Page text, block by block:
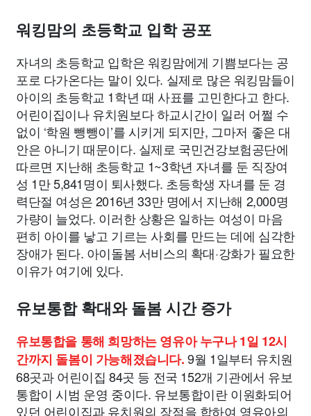
워킹맘의 초등학교 입학 공포
자녀의 초등학교 입학은 워킹맘에게 기쁨보다는 공
포로 다가온다는 말이 있다. 실제로 많은 워킹맘들이
아이의 초등학교 1학년 때 사표를 고민한다고 한다.
어린이집이나 유치원보다 하교시간이 일러 어쩔 수
없이 ‘학원 뺑뺑이’를 시키게 되지만, 그마저 좋은 대
안은 아니기 때문이다. 실제로 국민건강보험공단에
따르면 지난해 초등학교 1~3학년 자녀를 둔 직장여
성 1만 5,841명이 퇴사했다. 초등학생 자녀를 둔 경
력단절 여성은 2016년 33만 명에서 지난해 2,000명
가량이 늘었다. 이러한 상황은 일하는 여성이 마음
편히 아이를 낳고 기르는 사회를 만드는 데에 심각한
장애가 된다. 아이돌봄 서비스의 확대·강화가 필요한
이유가 여기에 있다.
유보통합 확대와 돌봄 시간 증가
유보통합을 통해 희망하는 영유아 누구나 1일 12시
간까지 돌봄이 가능해졌습니다.9월 1일부터 유치원
68곳과 어린이집 84곳 등 전국 152개 기관에서 유보
통합이 시범 운영 중이다. 유보통합이란 이원화되어
있던 어린이집과 유치원의 장점을 합하여 영유아의